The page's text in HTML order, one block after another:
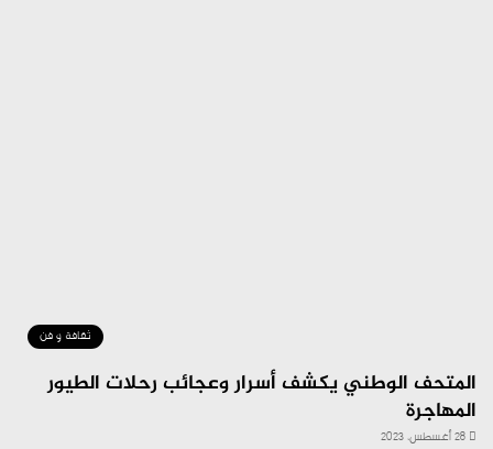
ثقافة و فن
المتحف الوطني يكشف أسرار وعجائب رحلات الطيور
المهاجرة
28 أغسطس، 2023